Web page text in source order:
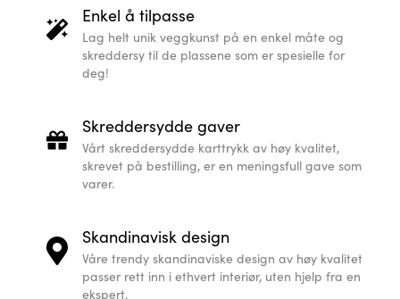
Enkel å tilpasse
Lag helt unik veggkunst på en enkel måte og
skreddersy til de plassene som er spesielle for
deg!
Skreddersydde gaver
Vårt skreddersydde karttrykk av høy kvalitet,
skrevet på bestilling, er en meningsfull gave som
varer.
Skandinavisk design
Våre trendy skandinaviske design av høy kvalitet
passer rett inn i ethvert interiør, uten hjelp fra en
ekspert.